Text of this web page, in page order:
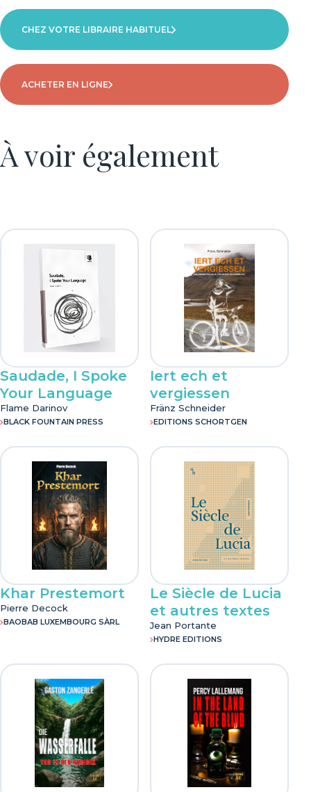
Nombre de pages
252
Éditeur
Baobab Luxembourg Sàrl
25/05/2026
CHEZ VOTRE LIBRAIRE HABITUEL
ACHETER EN LIGNE
À voir également
Saudade, I Spoke
Your Language
Flame Darinov
BLACK FOUNTAIN PRESS
Iert ech et
vergiessen
Fränz Schneider
EDITIONS SCHORTGEN
Khar Prestemort
Pierre Decock
BAOBAB LUXEMBOURG SÀRL
Le Siècle de Lucia
et autres textes
Jean Portante
HYDRE EDITIONS